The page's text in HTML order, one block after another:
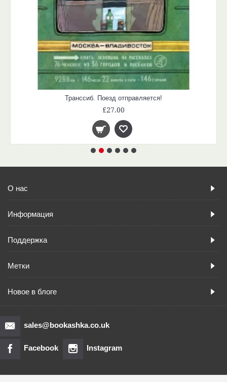
Транссиб. Поезд отправляется!
£27.00
О нас
Информация
Поддержка
Метки
Новое в блоге
sales@bookashka.co.uk
Facebook Instagram